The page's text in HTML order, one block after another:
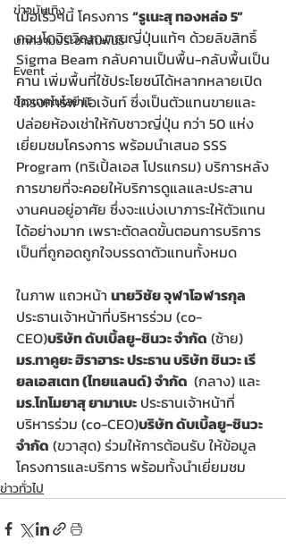
ข่าวบันเทิง
บทความประชาสัมพันธ์
Event
ข่าวเทคโนโลยี IT
เมื่อเร็วๆนี้ โครงการ “รูเนะสุ ทองหล่อ 5”
คอนโดจิตวิญญาณญี่ปุ่นแท้ๆ ด้วยลิขสิทธิ์
Sigma Beam กลับคานเป็นพื้น-กลับพื้นเป็น
คาน เพิ่มพื้นที่ใช้ประโยชน์ได้หลากหลายเปิด
โครงการพาเอเจ้นท์ ซึ่งเป็นตัวแทนขายและ
ปล่อยห้องเช่าให้กับชาวญี่ปุ่น กว่า 50 แห่ง
เยี่ยมชมโครงการ พร้อมนำเสนอ SSS
Program (ทริเปิ้ลเอส โปรแกรม) บริการหลัง
การขายที่จะคอยให้บริการดูแลและประสาน
งานคนอยู่อาศัย ซึ่งจะแบ่งเบาภาระให้ตัวแทน
ได้อย่างมาก เพราะตัดลดขั้นตอนการบริการ
เป็นที่ถูกอดถูกใจบรรดาตัวแทนทั้งหมด
ในภาพ แถวหน้า นายวิชัย จุฬาโอฬารกุล
ประธานเจ้าหน้าที่บริหารร่วม (co-
CEO)บริษัท ดับเบิ้ลยู-ชินวะ จำกัด (ซ้าย)
มร.ทาคูยะ ฮิราฮาระ ประธาน บริษัท ชินวะ เรี
ยลเอสเตท (ไทยแลนด์) จำกัด (กลาง) และ
มร.โทโมยาสุ ยามาเบะ ประธานเจ้าหน้าที่
บริหารร่วม (co-CEO)บริษัท ดับเบิ้ลยู-ชินวะ
จำกัด (ขวาสุด) ร่วมให้การต้อนรับ ให้ข้อมูล
โครงการและบริการ พร้อมทั้งนำเยี่ยมชม
ข่าวทั่วไป